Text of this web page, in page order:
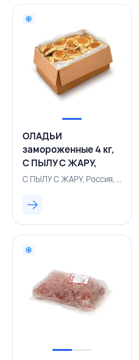
ОЛАДЬИ
замороженные 4 кг,
С ПЫЛУ С ЖАРУ,
РОССИЯ
С ПЫЛУ С ЖАРУ, Россия, 500001860